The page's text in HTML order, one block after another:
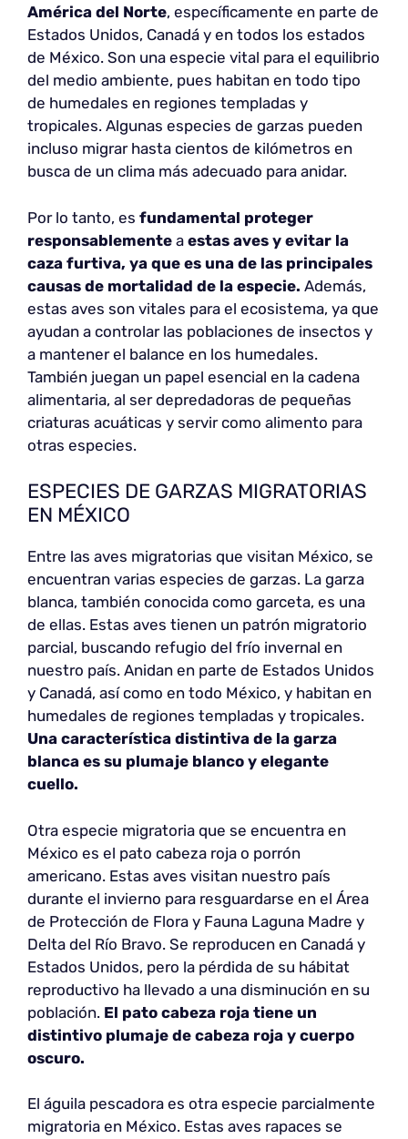
América del Norte, específicamente en parte de
Estados Unidos, Canadá y en todos los estados
de México. Son una especie vital para el equilibrio
del medio ambiente, pues habitan en todo tipo
de humedales en regiones templadas y
tropicales. Algunas especies de garzas pueden
incluso migrar hasta cientos de kilómetros en
busca de un clima más adecuado para anidar.
Por lo tanto, es fundamental proteger
responsablemente a estas aves y evitar la
caza furtiva, ya que es una de las principales
causas de mortalidad de la especie. Además,
estas aves son vitales para el ecosistema, ya que
ayudan a controlar las poblaciones de insectos y
a mantener el balance en los humedales.
También juegan un papel esencial en la cadena
alimentaria, al ser depredadoras de pequeñas
criaturas acuáticas y servir como alimento para
otras especies.
ESPECIES DE GARZAS MIGRATORIAS
EN MÉXICO
Entre las aves migratorias que visitan México, se
encuentran varias especies de garzas. La garza
blanca, también conocida como garceta, es una
de ellas. Estas aves tienen un patrón migratorio
parcial, buscando refugio del frío invernal en
nuestro país. Anidan en parte de Estados Unidos
y Canadá, así como en todo México, y habitan en
humedales de regiones templadas y tropicales.
Una característica distintiva de la garza
blanca es su plumaje blanco y elegante
cuello.
Otra especie migratoria que se encuentra en
México es el pato cabeza roja o porrón
americano. Estas aves visitan nuestro país
durante el invierno para resguardarse en el Área
de Protección de Flora y Fauna Laguna Madre y
Delta del Río Bravo. Se reproducen en Canadá y
Estados Unidos, pero la pérdida de su hábitat
reproductivo ha llevado a una disminución en su
población. El pato cabeza roja tiene un
distintivo plumaje de cabeza roja y cuerpo
oscuro.
El águila pescadora es otra especie parcialmente
migratoria en México. Estas aves rapaces se